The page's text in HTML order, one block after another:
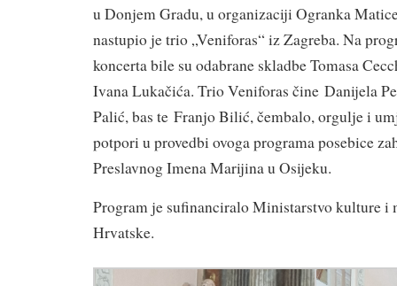
u Donjem Gradu, u organizaciji Ogranka
nastupio je trio „Veniforas“ iz Zagreba. Na
koncerta bile su odabrane skladbe Tomasa
Ivana Lukačića. Trio Veniforas čine Danijela
Palić, bas te Franjo Bilić, čembalo, orgulje i
potpori u provedbi ovoga programa posebice
Preslavnog Imena Marijina u Osijeku.
Program je sufinanciralo Ministarstvo kulture i
Hrvatske.